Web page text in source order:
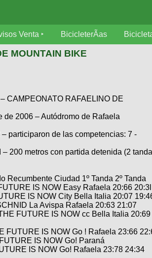
Venta BicicleterÃ­as
MOUNTAIN BIKE
CAMPEONATO RAFAELINO DE
de 2006 – Autódromo de Rafaela
participaron de las competencias: 7 -
200 metros con partida detenida (2
Recumbente Ciudad 1º Tanda 2º Tanda
IS NOW Easy Rafaela 20:66 20:3l
IS NOW City Bella Italia 20:07
La Avispa Rafaela 20:63 21:07
FUTURE IS NOW cc Bella Italia 20:69
FUTURE IS NOW Go ! Rafaela 23:66
IS NOW Go! Paraná
IS NOW Go! Rafaela 23:78 24:34